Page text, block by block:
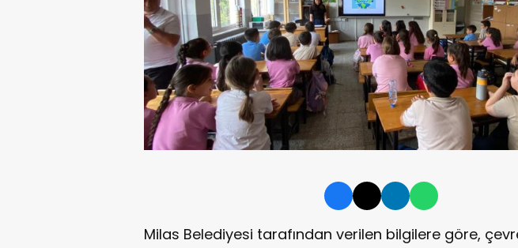
Milas Belediyesi tarafından verilen bilgilere göre,